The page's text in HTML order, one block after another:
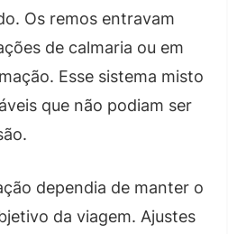
Os remos entravam
de calmaria ou em
Esse sistema misto
que não podiam ser
dependia de manter o
da viagem. Ajustes